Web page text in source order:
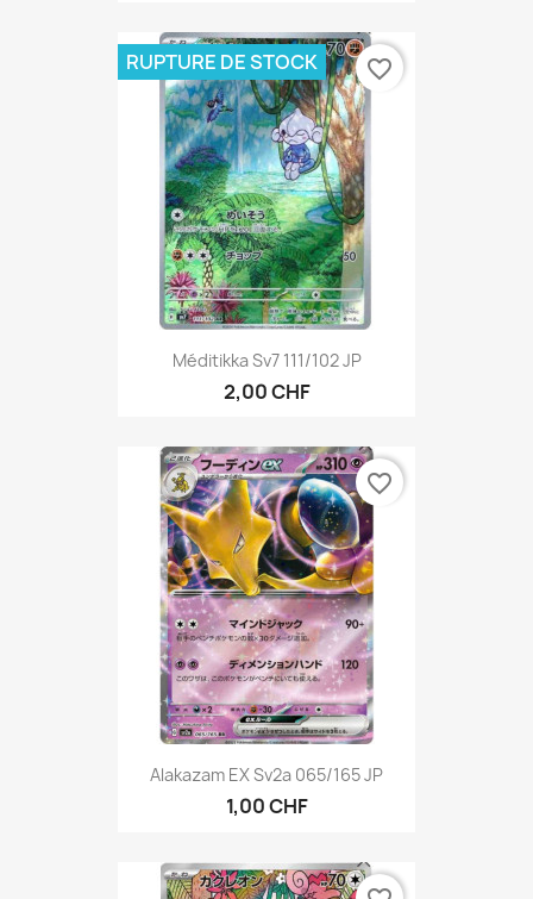
Méditikka Sv7 111/102 JP
2,00 CHF
RUPTURE DE STOCK favorite_border
Alakazam EX Sv2a 065/165 JP
1,00 CHF
favorite_border